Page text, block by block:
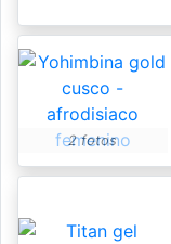
2 fotos